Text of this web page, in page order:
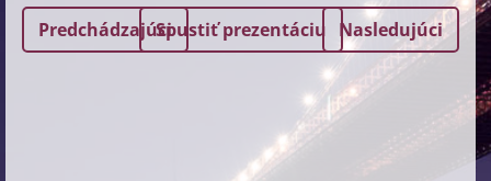
PredchádzajúciSpustiť prezentáciu Nasledujúci